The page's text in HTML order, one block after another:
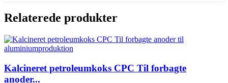
Relaterede produkter
Kalcineret petroleumkoks CPC Til forbagte
anoder...